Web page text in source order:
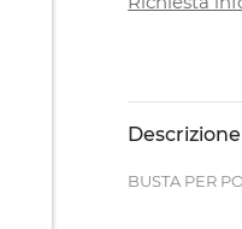
Descrizione
BUSTA PER